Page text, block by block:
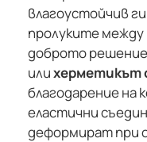
влагоустойчив
пролуките
доброто
илихерметикът
благодарение на
еластични
деформират при